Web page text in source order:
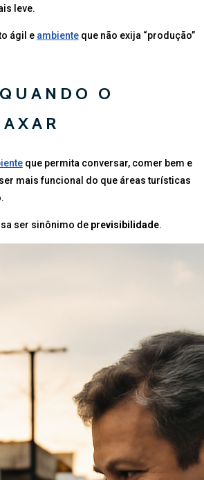
leve.
ágil e ambienteque não exija “produção”
O
que permita conversar, comer bem e
mais funcional do que áreas turísticas
ser sinônimo de previsibilidade.